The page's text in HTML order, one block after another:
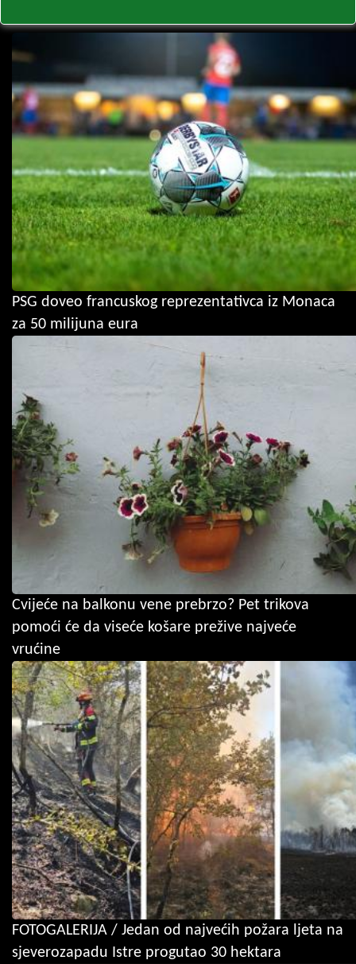
PSG doveo francuskog reprezentativca iz Monaca
za 50 milijuna eura
Cvijeće na balkonu vene prebrzo? Pet trikova
pomoći će da viseće košare prežive najveće
vrućine
FOTOGALERIJA / Jedan od najvećih požara ljeta na
sjeverozapadu Istre progutao 30 hektara